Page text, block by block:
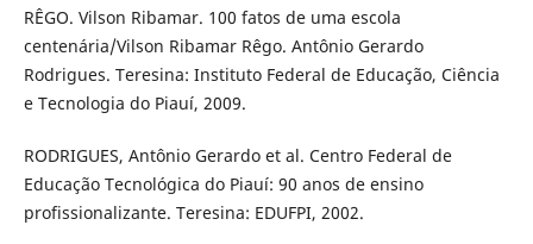
RÊGO. Vilson Ribamar. 100 fatos de uma escola
centenária/Vilson Ribamar Rêgo. Antônio Gerardo
Rodrigues. Teresina: Instituto Federal de Educação, Ciência
e Tecnologia do Piauí, 2009.
RODRIGUES, Antônio Gerardo et al. Centro Federal de
Educação Tecnológica do Piauí: 90 anos de ensino
profissionalizante. Teresina: EDUFPI, 2002.